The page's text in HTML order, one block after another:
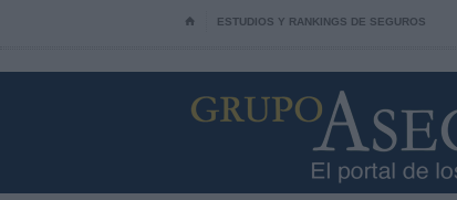
⌂ ESTUDIOS Y RANKINGS DE SEGUROS